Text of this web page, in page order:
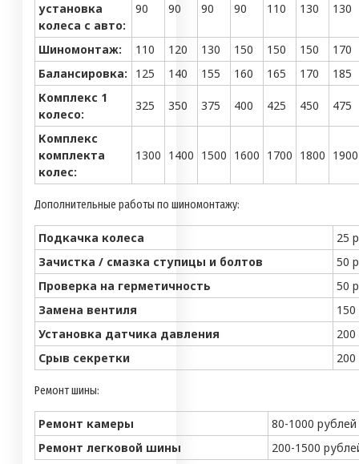
установка
колеса с авто:
90 90 90 90 110 130 130
Шиномонтаж: 110 120 130 150 150 150
170
Балансировка:
125 140 155 160 165 170
185
Комплекс 1
колесо:
325 350 375 400 425 450 475
Комплекс
комплекта
колес:
1300 1400 1500 1600 1700 1800 1900
Дополнительные работы по шиномонтажу:
Подкачка колеса
25
Зачистка / смазка ступицы и болтов
50
Проверка на герметичность
50
Замена вентиля
Установка датчика давления
Срыв секретки
Ремонт шины:
Ремонт камеры
80-1000 рублей
Ремонт легковой шины
200-1500